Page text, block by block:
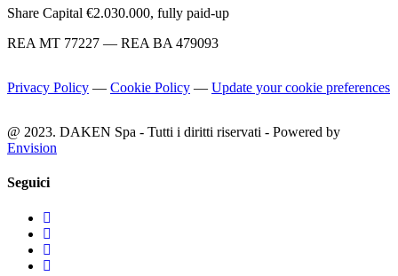
Share Capital €2.030.000, fully paid-up
REA MT 77227 — REA BA 479093
Privacy Policy — Cookie Policy — Update your cookie preferences
@ 2023. DAKEN Spa - Tutti i diritti riservati - Powered by
Envision
Seguici